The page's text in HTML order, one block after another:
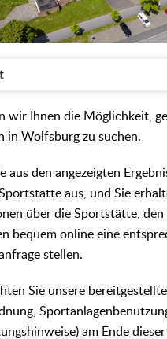
wir Ihnen die Möglichkeit,
in Wolfsburg zu suchen.
aus den angezeigten
aus, und Sie
über die Sportstätte, den
bequem online eine
stellen.
Sie unsere
am Ende dieser